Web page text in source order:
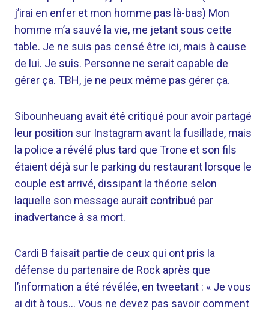
j’irai en enfer et mon homme pas là-bas) Mon
homme m’a sauvé la vie, me jetant sous cette
table. Je ne suis pas censé être ici, mais à cause
de lui. Je suis. Personne ne serait capable de
gérer ça. TBH, je ne peux même pas gérer ça.
Sibounheuang avait été critiqué pour avoir partagé
leur position sur Instagram avant la fusillade, mais
la police a révélé plus tard que Trone et son fils
étaient déjà sur le parking du restaurant lorsque le
couple est arrivé, dissipant la théorie selon
laquelle son message aurait contribué par
inadvertance à sa mort.
Cardi B faisait partie de ceux qui ont pris la
défense du partenaire de Rock après que
l’information a été révélée, en tweetant : « Je vous
ai dit à tous… Vous ne devez pas savoir comment